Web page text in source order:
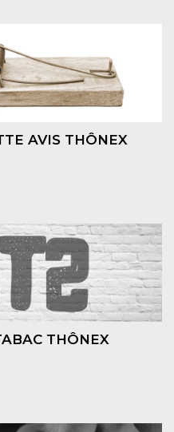
AVIS THÔNEX
THÔNEX